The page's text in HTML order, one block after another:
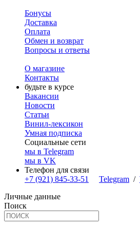
Бонусы
Доставка
Оплата
Обмен и возврат
Вопросы и ответы
О магазине
Контакты
будьте в курсе
Вакансии
Новости
Статьи
Винил-лексикон
Умная подписка
Социальные сети
мы в Telegram
мы в VK
Телефон для связи
+7 (921) 845-33-51
Telegram /
Личные данные
Поиск